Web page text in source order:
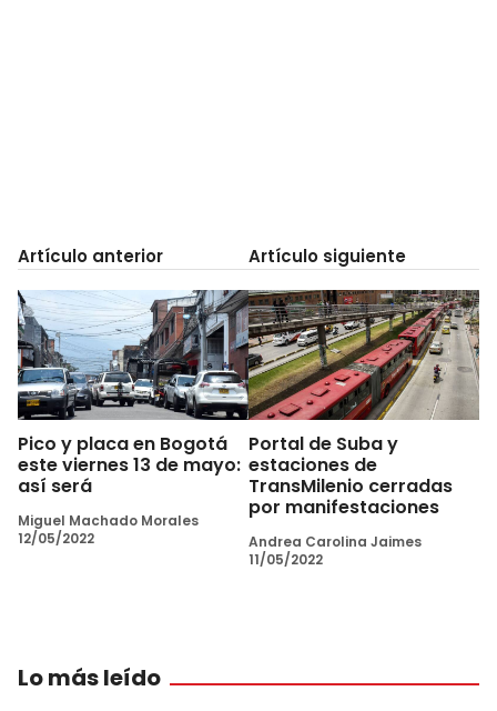
Artículo anterior
Pico y placa en Bogotá
este viernes 13 de mayo:
así será
Miguel Machado Morales
12/05/2022
Artículo siguiente
Portal de Suba y
estaciones de
TransMilenio cerradas
por manifestaciones
Andrea Carolina Jaimes
11/05/2022
Lo más leído